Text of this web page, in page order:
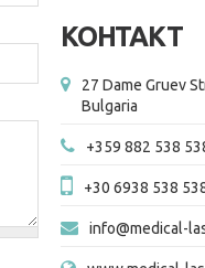
КОНТАКТ
27 Dame Gruev
Bulgaria
+359 882 538
+30 6938 538
info@medical-